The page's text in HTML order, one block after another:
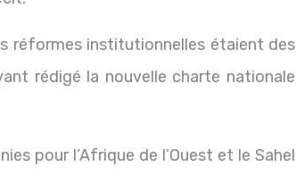
réformes institutionnelles étaient des
rédigé la nouvelle charte nationale
pour l’Afrique de l’Ouest et le Sahel